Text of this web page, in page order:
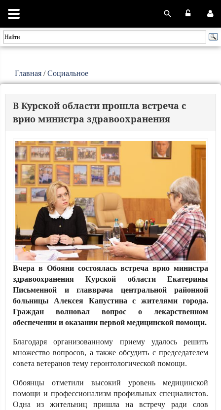
Главная /Социальное
В Курской области прошла встреча с
врио министра здравоохранения
Вчера в Обояни состоялась встреча врио министра
здравоохранения Курской области Екатерины
Письменной и главврача центральной районной
больницы Алексея Капустина с жителями города.
Граждан волновал вопрос о лекарственном
обеспечении и оказании первой медицинской помощи.
Благодаря организованному приему удалось решить
множество вопросов, а также обсудить с председателем
совета ветеранов тему геронтологической помощи.
Обоянцы отметили высокий уровень медицинской
помощи и профессионализм профильных специалистов.
Одна из жительниц пришла на встречу ради слов